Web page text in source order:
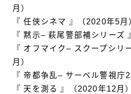
月）
『 任侠シネマ 』（2020年5月
『 黙示– 萩尾警部補シリーズ
『 オフマイク– スクープシリ
月）
『 帝都争乱– サーベル警視庁
『 天を測る 』（2020年12月）